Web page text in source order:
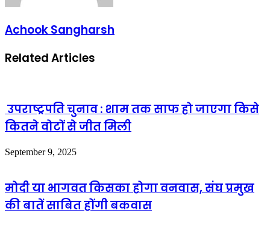
Achook Sangharsh
Related Articles
उपराष्ट्रपति चुनाव : शाम तक साफ हो जाएगा किसे
कितने वोटों से जीत मिली
September 9, 2025
मोदी या भागवत किसका होगा वनवास, संघ प्रमुख
की बातें साबित होंगी बकवास